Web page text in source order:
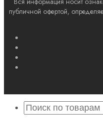
публичной офертой,